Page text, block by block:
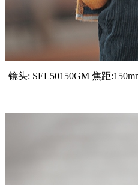
镜头: SEL50150GM 焦距